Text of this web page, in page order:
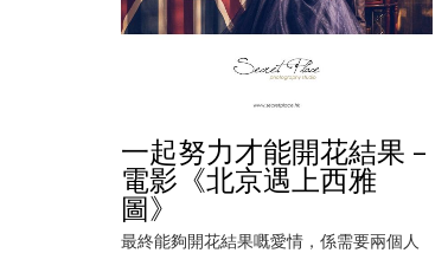
一起努力才能開花結果 –
電影《北京遇上西雅
圖》
最終能夠開花結果嘅愛情，係需要兩個人